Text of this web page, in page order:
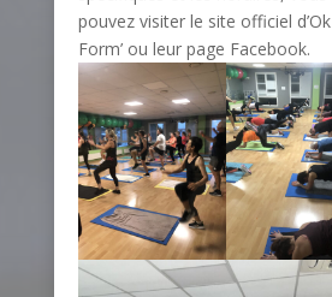
pouvez visiter le site officiel d’Ok
Form’ ou leur page Facebook.